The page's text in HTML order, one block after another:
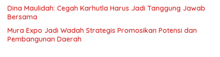
Dina Maulidah: Cegah Karhutla Harus Jadi Tanggung Jawab
Bersama
Mura Expo Jadi Wadah Strategis Promosikan Potensi dan
Pembangunan Daerah